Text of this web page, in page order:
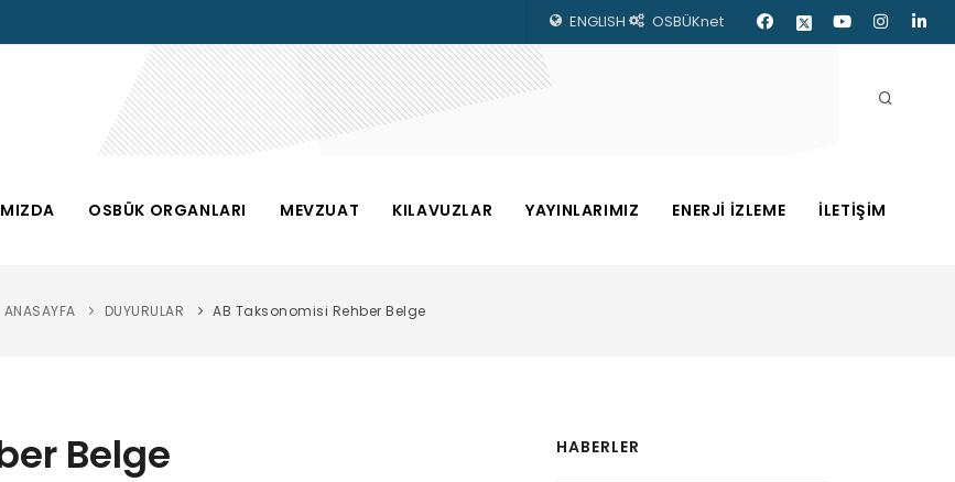
ENGLISH OSBÜKnet
OSBÜK ORGANLARI MEVZUAT KILAVUZLAR YAYINLARIMIZ ENERJİ İZLEME İLETİŞİM
ANASAYFA DUYURULAR AB Taksonomisi Rehber Belge
Belge HABERLER